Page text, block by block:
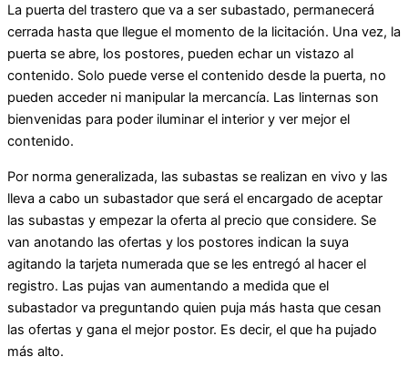
La puerta del trastero que va a ser subastado, permanecerá
cerrada hasta que llegue el momento de la licitación. Una vez, la
puerta se abre, los postores, pueden echar un vistazo al
contenido. Solo puede verse el contenido desde la puerta, no
pueden acceder ni manipular la mercancía. Las linternas son
bienvenidas para poder iluminar el interior y ver mejor el
contenido.
Por norma generalizada, las subastas se realizan en vivo y las
lleva a cabo un subastador que será el encargado de aceptar
las subastas y empezar la oferta al precio que considere. Se
van anotando las ofertas y los postores indican la suya
agitando la tarjeta numerada que se les entregó al hacer el
registro. Las pujas van aumentando a medida que el
subastador va preguntando quien puja más hasta que cesan
las ofertas y gana el mejor postor. Es decir, el que ha pujado
más alto.